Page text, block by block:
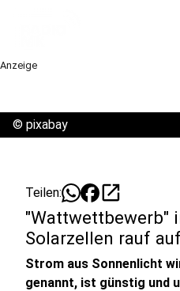
Anzeige
© pixabay
Teilen: open_in_new
"Wattwettbewerb"
Solarzellen rauf
Strom aus Sonnenlicht
genannt, ist günstig und